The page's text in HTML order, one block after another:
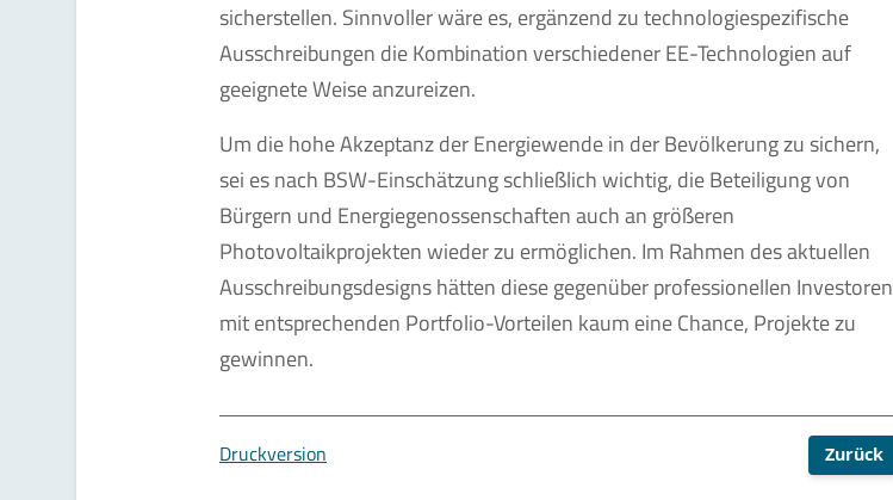
sicherstellen. Sinnvoller wäre es, ergänzend zu technologiespezifische
Ausschreibungen die Kombination verschiedener EE-Technologien auf
geeignete Weise anzureizen.
Um die hohe Akzeptanz der Energiewende in der Bevölkerung zu sichern,
sei es nach BSW-Einschätzung schließlich wichtig, die Beteiligung von
Bürgern und Energiegenossenschaften auch an größeren
Photovoltaikprojekten wieder zu ermöglichen. Im Rahmen des aktuellen
Ausschreibungsdesigns hätten diese gegenüber professionellen Investoren
mit entsprechenden Portfolio-Vorteilen kaum eine Chance, Projekte zu
gewinnen.
Druckversion Zurück